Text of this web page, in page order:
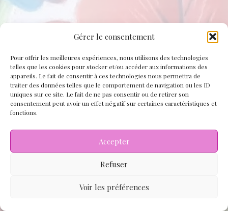
Gérer le consentement
Pour offrir les meilleures expériences, nous utilisons des technologies
telles que les cookies pour stocker et/ou accéder aux informations des
appareils. Le fait de consentir à ces technologies nous permettra de
traiter des données telles que le comportement de navigation ou les ID
uniques sur ce site. Le fait de ne pas consentir ou de retirer son
consentement peut avoir un effet négatif sur certaines caractéristiques et
fonctions.
Accepter
Refuser
Voir les préférences
Recevoir notre actualité